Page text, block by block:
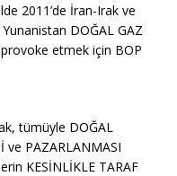
2011’de İran-Irak ve
DOĞAL GAZ
provoke etmek için BOP
tümüyle DOĞAL
ve PAZARLANMASI
KESİNLİKLE TARAF